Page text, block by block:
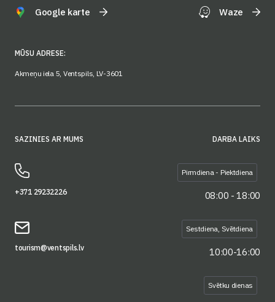
Google karte Waze
MŪSU ADRESE:
Akmeņu iela 5, Ventspils, LV-3601
SAZINIES AR MUMS
+371 29232226
tourism@ventspils.lv
DARBA LAIKS
Pirmdiena - Piektdiena
08:00 - 18:00
Sestdiena, Svētdiena
10:00-16:00
Svētku dienas